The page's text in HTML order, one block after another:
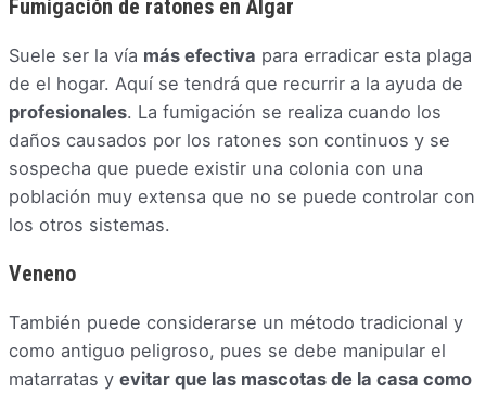
Fumigación de ratones en Algar
Suele ser la vía más efectiva para erradicar esta plaga
de el hogar. Aquí se tendrá que recurrir a la ayuda de
profesionales. La fumigación se realiza cuando los
daños causados por los ratones son continuos y se
sospecha que puede existir una colonia con una
población muy extensa que no se puede controlar con
los otros sistemas.
Veneno
También puede considerarse un método tradicional y
como antiguo peligroso, pues se debe manipular el
matarratas y evitar que las mascotas de la casa como